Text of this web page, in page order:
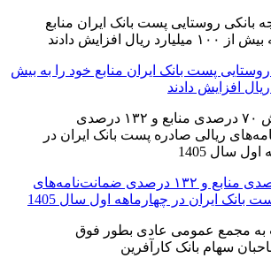
روستایی پست بانک ایران منابع خود را به بیش
افزایش ۷۰ درصدی منابع و ۱۳۲ درصدی ضمانت‌نامه‌های
بانک ایران در چهارماهه اول سال 1405